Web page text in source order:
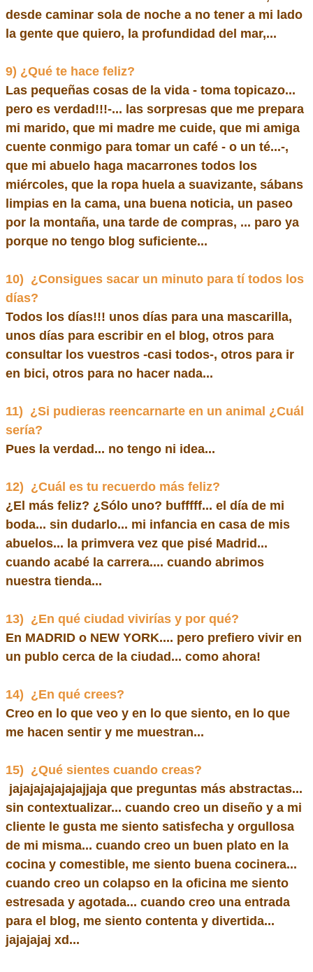
desde caminar sola de noche a no tener a mi lado
la gente que quiero, la profundidad del mar,...
9) ¿Qué te hace feliz?
Las pequeñas cosas de la vida - toma topicazo...
pero es verdad!!!-... las sorpresas que me prepara
mi marido, que mi madre me cuide, que mi amiga
cuente conmigo para tomar un café - o un té...-,
que mi abuelo haga macarrones todos los
miércoles, que la ropa huela a suavizante, sábans
limpias en la cama, una buena noticia, un paseo
por la montaña, una tarde de compras, ... paro ya
porque no tengo blog suficiente...
10) ¿Consigues sacar un minuto para tí todos los
días?
Todos los días!!! unos días para una mascarilla,
unos días para escribir en el blog, otros para
consultar los vuestros -casi todos-, otros para ir
en bici, otros para no hacer nada...
11) ¿Si pudieras reencarnarte en un animal ¿Cuál
sería?
Pues la verdad... no tengo ni idea...
12) ¿Cuál es tu recuerdo más feliz?
¿El más feliz? ¿Sólo uno? bufffff... el día de mi
boda... sin dudarlo... mi infancia en casa de mis
abuelos... la primvera vez que pisé Madrid...
cuando acabé la carrera.... cuando abrimos
nuestra tienda...
13) ¿En qué ciudad vivirías y por qué?
En MADRID o NEW YORK.... pero prefiero vivir en
un publo cerca de la ciudad... como ahora!
14) ¿En qué crees?
Creo en lo que veo y en lo que siento, en lo que
me hacen sentir y me muestran...
15) ¿Qué sientes cuando creas?
jajajajajajajajjaja que preguntas más abstractas...
sin contextualizar... cuando creo un diseño y a mi
cliente le gusta me siento satisfecha y orgullosa
de mi misma... cuando creo un buen plato en la
cocina y comestible, me siento buena cocinera...
cuando creo un colapso en la oficina me siento
estresada y agotada... cuando creo una entrada
para el blog, me siento contenta y divertida...
jajajajaj xd...